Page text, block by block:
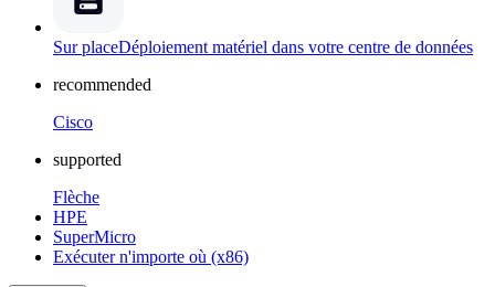
Sur placeDéploiement matériel dans votre centre de données
recommended
Cisco
supported
Flèche
HPE
SuperMicro
Exécuter n'importe où (x86)